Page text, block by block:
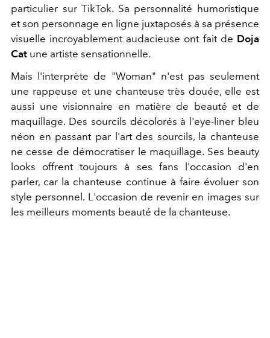
particulier sur TikTok. Sa personnalité humoristique
et son personnage en ligne juxtaposés à sa présence
visuelle incroyablement audacieuse ont fait de Doja
Cat une artiste sensationnelle.
Mais l'interprète de "Woman" n'est pas seulement
une rappeuse et une chanteuse très douée, elle est
aussi une visionnaire en matière de beauté et de
maquillage. Des sourcils décolorés à l'eye-liner bleu
néon en passant par l'art des sourcils, la chanteuse
ne cesse de démocratiser le maquillage. Ses beauty
looks offrent toujours à ses fans l'occasion d'en
parler, car la chanteuse continue à faire évoluer son
style personnel. L'occasion de revenir en images sur
les meilleurs moments beauté de la chanteuse.